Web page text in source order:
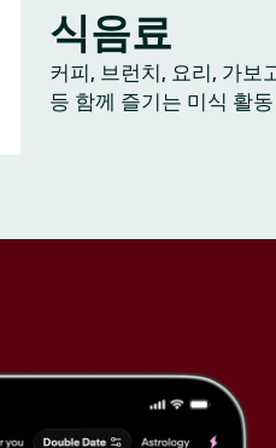
식음료
커피, 브런치, 요리, 가보
등 함께 즐기는 미식 활동